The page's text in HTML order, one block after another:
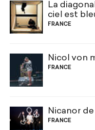
La
ciel est
FRANCE
Nicol von
FRANCE
Nicanor
FRANCE